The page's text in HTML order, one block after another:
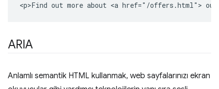
<p>Find out more about <a href="/offers.html">
ARIA
Anlamlı semantik HTML kullanmak, web sayfalarınızı ekran